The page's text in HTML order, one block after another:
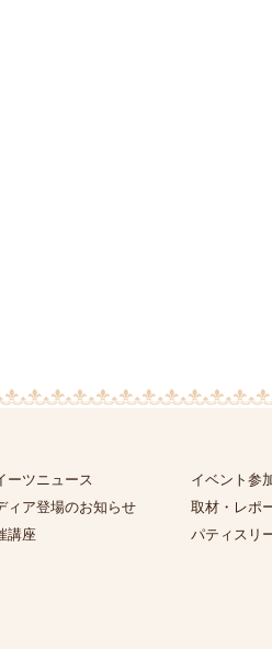
ーツニュース
ィア登場のお知らせ
講座
イベント参
取材・レポ
パティスリ